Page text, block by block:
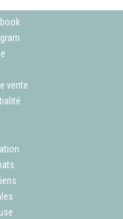
vente